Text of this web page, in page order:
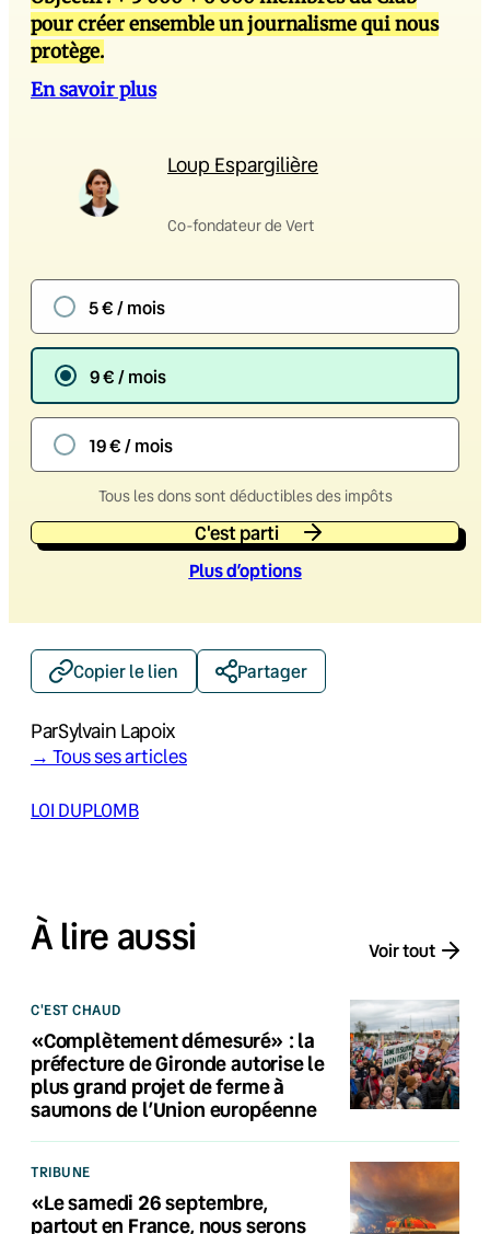
pour créer ensemble un journalisme qui nous
protège.
En savoir plus
Loup Espargilière
Co-fondateur de Vert
5 € / mois
9 € / mois
19 € / mois
Tous les dons sont déductibles des impôts
C'est parti
Plus d’options
Copier le lien Partager
ParSylvain Lapoix
→ Tous ses articles
LOI DUPLOMB
À lire aussi Voir tout
C'EST CHAUD
«Complètement démesuré» : la
préfecture de Gironde autorise le
plus grand projet de ferme à
saumons de l’Union européenne
TRIBUNE
«Le samedi 26 septembre,
partout en France, nous serons